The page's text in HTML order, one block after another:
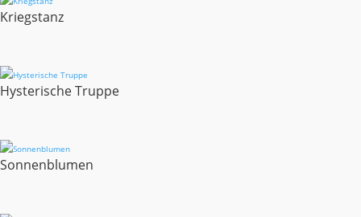
Kriegstanz
Hysterische Truppe
Sonnenblumen